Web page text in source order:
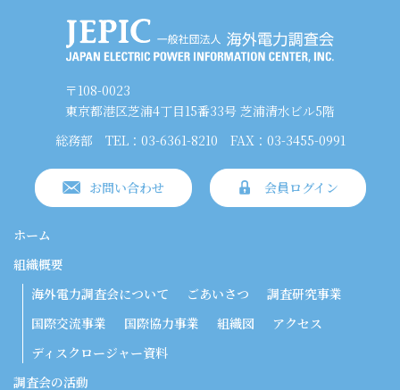
〒108-0023
東京都港区芝浦4丁目15番33号 芝浦清水ビル5階
総務部
TEL：03-6361-8210 FAX：03-3455-0991
お問い合わせ 会員ログイン
ホーム
組織概要
海外電力調査会について
ごあいさつ
調査研究事業
国際交流事業
国際協力事業 組織図
アクセス
ディスクロージャー資料
調査会の活動